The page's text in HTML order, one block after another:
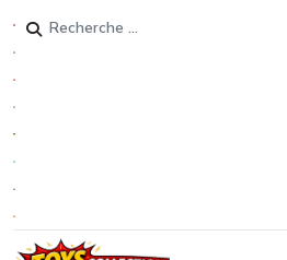
Rechercher